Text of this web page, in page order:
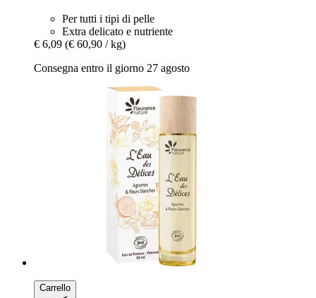
Per tutti i tipi di pelle
Extra delicato e nutriente
€ 6,09 (€ 60,90 / kg)
Consegna entro il giorno 27 agosto
Carrello